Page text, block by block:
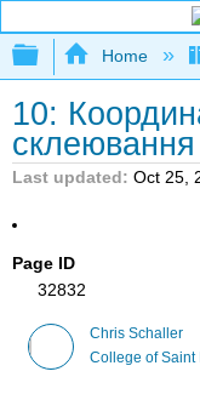
Expand/
Home
10:
склеювання
Last updated Oct 25,
Page ID
32832
Chris Schaller
College of Saint